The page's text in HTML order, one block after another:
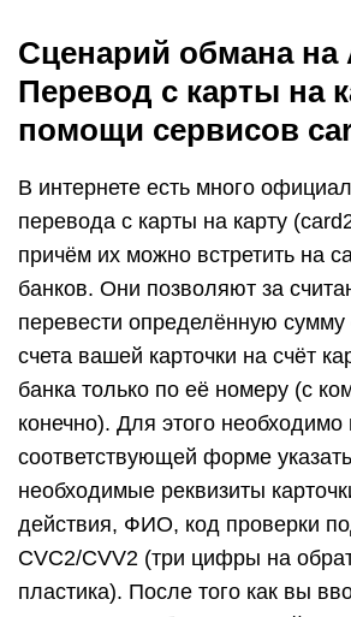
Сценарий обмана
Перевод с карты на
помощи сервисов
В интернете есть много
перевода с карты на карту
причём их можно встретить на
банков. Они позволяют за
перевести определённую сумму
счета вашей карточки на счёт
банка только по её номеру (с
конечно). Для этого необходимо
соответствующей форме
необходимые реквизиты
действия, ФИО, код проверки
CVC2/CVV2 (три цифры на
пластика). После того как вы